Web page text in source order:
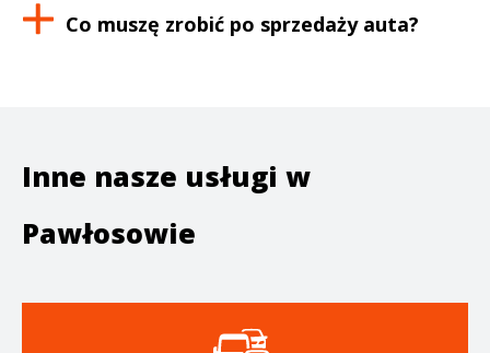
Co muszę zrobić po sprzedaży auta?
Inne nasze usługi w
Pawłosowie